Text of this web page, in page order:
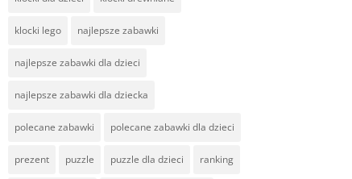
klocki lego najlepsze zabawki
najlepsze zabawki dla dzieci
najlepsze zabawki dla dziecka
polecane zabawki polecane zabawki dla dzieci
prezent puzzle puzzle dla dzieci ranking